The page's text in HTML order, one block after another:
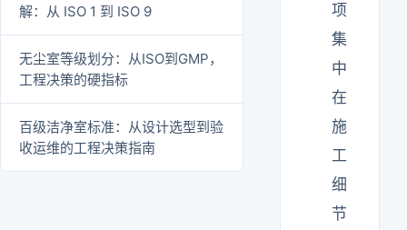
解：从 ISO 1 到 ISO 9
无尘室等级划分：从ISO到GMP，
工程决策的硬指标
百级洁净室标准：从设计选型到验
收运维的工程决策指南
项
集
中
在
施
工
细
节